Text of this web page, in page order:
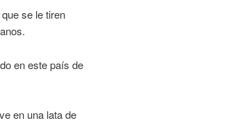
se le tiren
en este país de
en una lata de